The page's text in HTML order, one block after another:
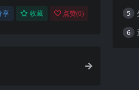
享 收藏 点赞(0) 5
6